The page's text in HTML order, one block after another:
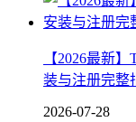
【2026最新
装与注册完整
2026-07-28